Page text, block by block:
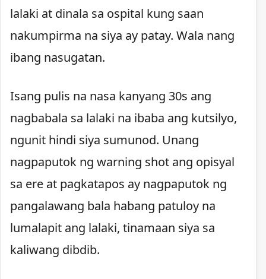
lalaki at dinala sa ospital kung saan
nakumpirma na siya ay patay. Wala nang
ibang nasugatan.
Isang pulis na nasa kanyang 30s ang
nagbabala sa lalaki na ibaba ang kutsilyo,
ngunit hindi siya sumunod. Unang
nagpaputok ng warning shot ang opisyal
sa ere at pagkatapos ay nagpaputok ng
pangalawang bala habang patuloy na
lumalapit ang lalaki, tinamaan siya sa
kaliwang dibdib.